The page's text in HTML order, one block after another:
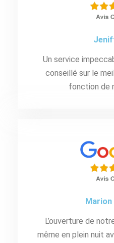
Un service
conseillé sur le
fonction de
L’ouverture de
même en plein nuit